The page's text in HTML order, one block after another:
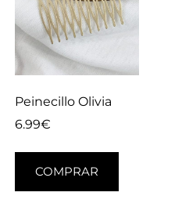
Peinecillo Olivia
6.99€
COMPRAR